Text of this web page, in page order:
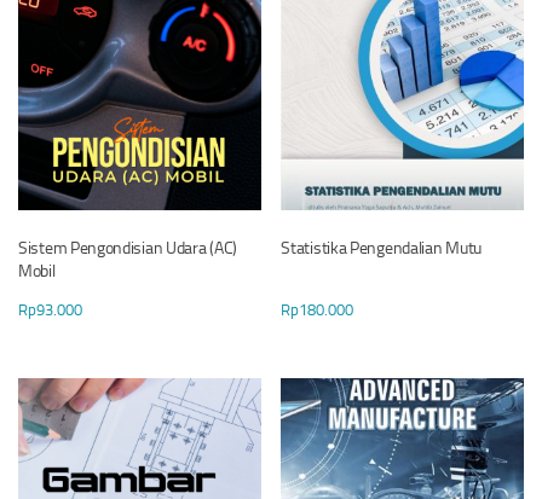
Sistem Pengondisian Udara (AC)
Mobil
Rp93.000
Statistika Pengendalian Mutu
Rp180.000